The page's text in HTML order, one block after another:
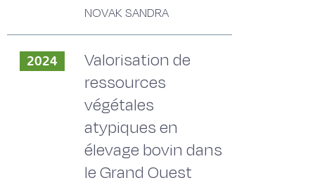
NOVAK SANDRA
2024
Valorisation de
ressources
végétales
atypiques en
élevage bovin dans
le Grand Ouest